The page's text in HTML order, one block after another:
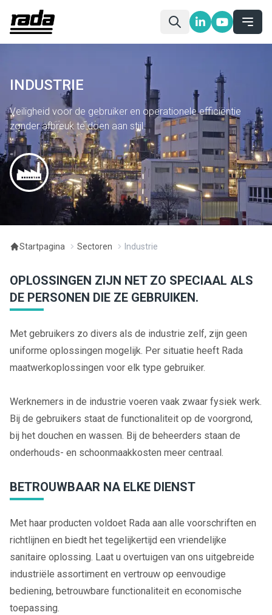
INDUSTRIE
Veiligheid voor de gebruiker en operationele efficiëntie
zonder afbreuk te doen aan stijl.
Startpagina Sectoren Industrie
OPLOSSINGEN ZIJN NET ZO SPECIAAL ALS
DE PERSONEN DIE ZE GEBRUIKEN.
Met gebruikers zo divers als de industrie zelf, zijn geen
uniforme oplossingen mogelijk. Per situatie heeft Rada
maatwerkoplossingen voor elk type gebruiker.
Werknemers in de industrie voeren vaak zwaar fysiek werk.
Bij de gebruikers staat de functionaliteit op de voorgrond,
bij het douchen en wassen. Bij de beheerders staan de
onderhouds- en schoonmaakkosten meer centraal.
BETROUWBAAR NA ELKE DIENST
Met haar producten voldoet Rada aan alle voorschriften en
richtlijnen en biedt het tegelijkertijd een vriendelijke
sanitaire oplossing. Laat u overtuigen van ons uitgebreide
industriële assortiment en vertrouw op eenvoudige
bediening, betrouwbare functionaliteit en economische
toepassing.